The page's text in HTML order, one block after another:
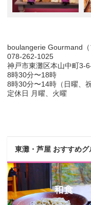
boulangerie Gourmand（
078-262-1025
神戸市東灘区本山中町3-
8時30分〜18時
8時30分〜14時（日曜、祝
定休日 月曜、火曜
東灘・芦屋 おすすめグ